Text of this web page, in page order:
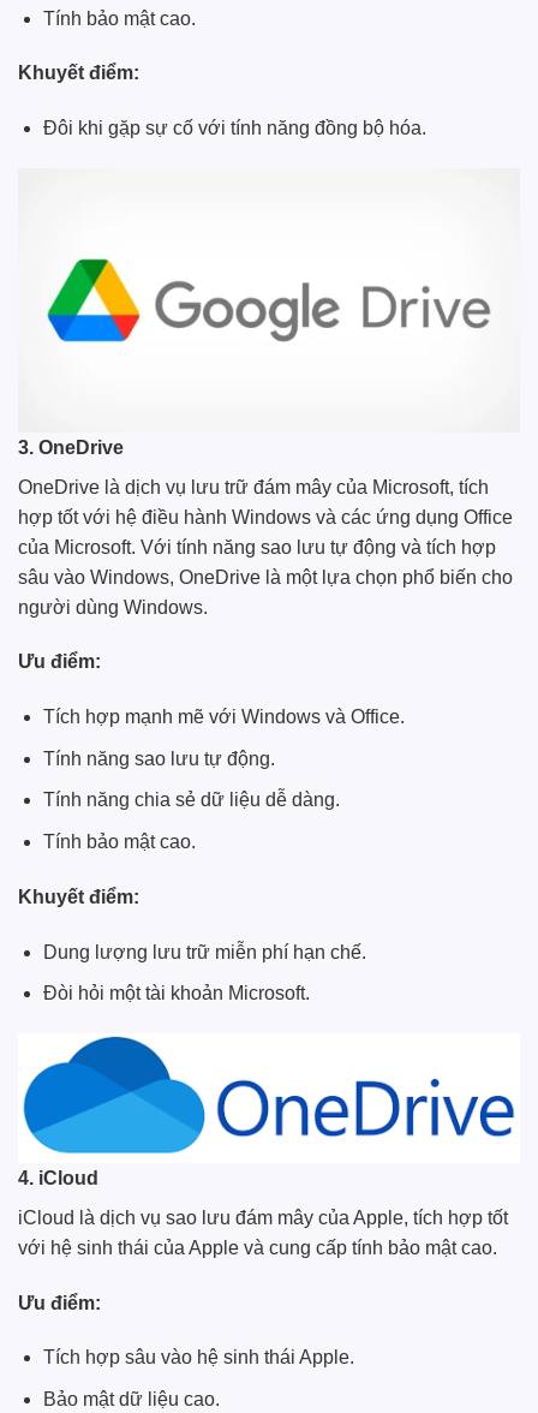
Tính bảo mật cao.
Khuyết điểm:
Đôi khi gặp sự cố với tính năng đồng bộ hóa.
3. OneDrive
OneDrive là dịch vụ lưu trữ đám mây của Microsoft, tích
hợp tốt với hệ điều hành Windows và các ứng dụng Office
của Microsoft. Với tính năng sao lưu tự động và tích hợp
sâu vào Windows, OneDrive là một lựa chọn phổ biến cho
người dùng Windows.
Ưu điểm:
Tích hợp mạnh mẽ với Windows và Office.
Tính năng sao lưu tự động.
Tính năng chia sẻ dữ liệu dễ dàng.
Tính bảo mật cao.
Khuyết điểm:
Dung lượng lưu trữ miễn phí hạn chế.
Đòi hỏi một tài khoản Microsoft.
4. iCloud
iCloud là dịch vụ sao lưu đám mây của Apple, tích hợp tốt
với hệ sinh thái của Apple và cung cấp tính bảo mật cao.
Ưu điểm:
Tích hợp sâu vào hệ sinh thái Apple.
Bảo mật dữ liệu cao.